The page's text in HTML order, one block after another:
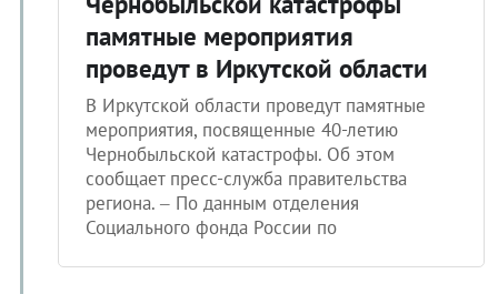
памятные мероприятия
проведут в Иркутской области
В Иркутской области проведут памятные
мероприятия, посвященные 40-летию
Чернобыльской катастрофы. Об этом
сообщает пресс-служба правительства
региона. – По данным отделения
Социального фонда России по